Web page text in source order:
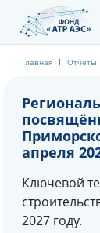
Главная Отчёты
апреля
Ключевой
2027 году.